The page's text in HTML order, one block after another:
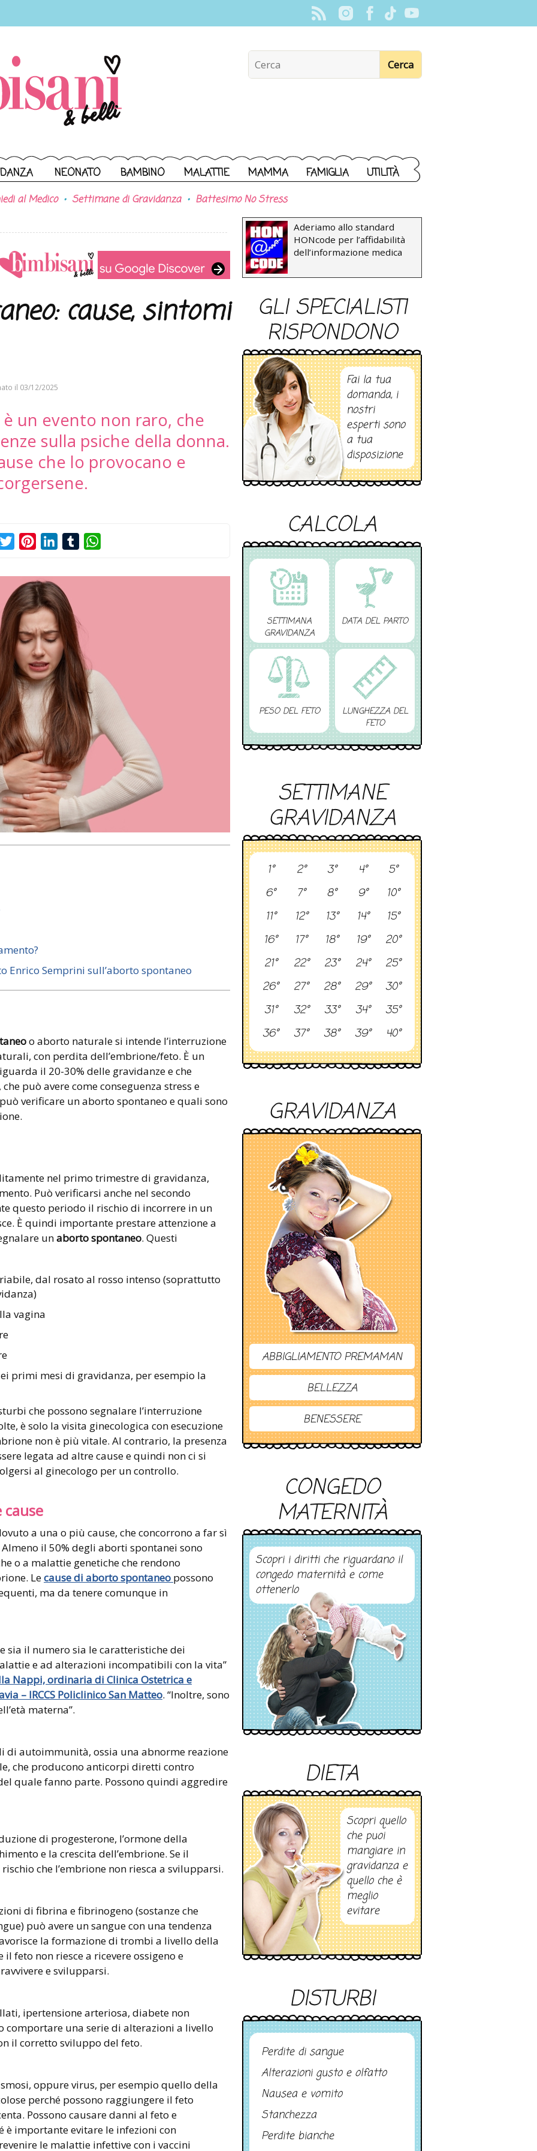
NEONATO BAMBINO MALATTIE MAMMA FAMIGLIA UTILITÀ
al Medico Settimane di Gravidanza Battesimo No Stress
cause, sintomi
il 03/12/2025
un evento non raro, che
sulla psiche della donna.
che lo provocano e
TwitterPinterestLinkedInTumblr
Enrico Semprini sull’aborto spontaneo
o aborto naturale si intende l’interruzione
con perdita dell’embrione/feto. È un
il 20-30% delle gravidanze e che
può avere come conseguenza stress e
verificare un aborto spontaneo e quali sono
nel primo trimestre di gravidanza,
Può verificarsi anche nel secondo
questo periodo il rischio di incorrere in un
È quindi importante prestare attenzione a
unaborto spontaneo. Questi
dal rosato al rosso intenso (soprattutto
vagina
primi mesi di gravidanza, per esempio la
che possono segnalare l’interruzione
è solo la visita ginecologica con esecuzione
non è più vitale. Al contrario, la presenza
legata ad altre cause e quindi non ci si
al ginecologo per un controllo.
cause
a una o più cause, che concorrono a far sì
il 50% degli aborti spontanei sono
o a malattie genetiche che rendono
Lecause di aborto spontaneo possono
ma da tenere comunque in
sia il numero sia le caratteristiche dei
e ad alterazioni incompatibili con la vita”
Nappi, ordinaria di Clinica Ostetrica e
– IRCCS Policlinico San Matteo. “Inoltre, sono
materna”.
di autoimmunità, ossia una abnorme reazione
che producono anticorpi diretti contro
quale fanno parte. Possono quindi aggredire
di progesterone, l’ormone della
e la crescita dell’embrione. Se il
che l’embrione non riesca a svilupparsi.
di fibrina e fibrinogeno (sostanze che
può avere un sangue con una tendenza
la formazione di trombi a livello della
il feto non riesce a ricevere ossigeno e
e svilupparsi.
ipertensione arteriosa, diabete non
comportare una serie di alterazioni a livello
il corretto sviluppo del feto.
oppure virus, per esempio quello della
perché possono raggiungere il feto
Possono causare danni al feto e
è importante evitare le infezioni con
le malattie infettive con i vaccini
Aderiamo allo standard
HONcode per l’affidabilità
dell’informazione medica
GLI SPECIALISTI
RISPONDONO
Fai la tua
domanda, i
nostri
esperti sono
a tua
disposizione
CALCOLA
SETTIMANA
GRAVIDANZA
DATA DEL PARTO
PESO DEL FETO
LUNGHEZZA DEL
FETO
SETTIMANE
GRAVIDANZA
1° 2° 3° 4°
5°
6°
7° 8° 9°
10°
11°
12° 13° 14°
15°
16°
17° 18° 19°
20°
21°
22° 23° 24°
25°
26°
27° 28° 29°
30°
31°
32° 33° 34°
35°
36°
37° 38° 39° 40°
GRAVIDANZA
ABBIGLIAMENTO PREMAMAN
BELLEZZA
BENESSERE
CONGEDO
MATERNITÀ
Scopri i diritti che riguardano il
congedo maternità e come
ottenerlo
DIETA
Scopri quello
che puoi
mangiare in
gravidanza e
quello che è
meglio
evitare
DISTURBI
Perdite di sangue
Alterazioni gusto e olfatto
Nausea e vomito
Stanchezza
Perdite bianche